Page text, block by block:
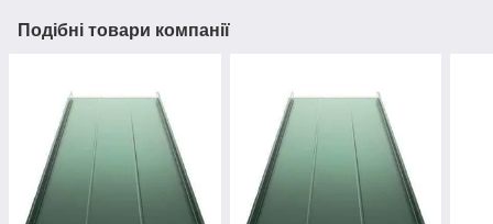
Подібні товари компанії